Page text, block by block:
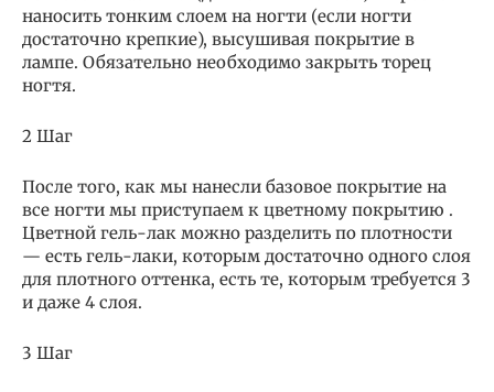
наносить тонким слоем на ногти (если ногти
достаточно крепкие), высушивая покрытие в
лампе. Обязательно необходимо закрыть торец
ногтя.
2 Шаг
После того, как мы нанесли базовое покрытие на
все ногти мы приступаем к цветному покрытию .
Цветной гель-лак можно разделить по плотности
— есть гель-лаки, которым достаточно одного слоя
для плотного оттенка, есть те, которым требуется 3
и даже 4 слоя.
3 Шаг